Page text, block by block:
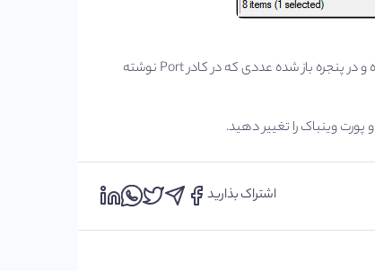
هم چنین برای تغییر پورت پیشفر به موارد دلخواه کافیست روی هرپروتکل دابلکلیک کرده و در پنجره باز شده عددی که در کادر Port نوشته
پورت وینباک را تغییر دهید.
اشتراک بذارید